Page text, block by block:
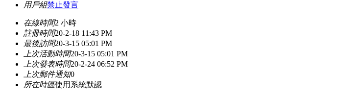
用戶組禁止發言
在線時間2 小時
註冊時間20-2-18 11:43 PM
最後訪問20-3-15 05:01 PM
上次活動時間20-3-15 05:01 PM
上次發表時間20-2-24 06:52 PM
上次郵件通知0
所在時區使用系統默認